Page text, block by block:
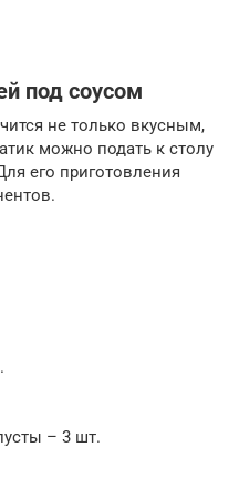
под соусом
не только вкусным,
можно подать к столу
его приготовления
– 3 шт.